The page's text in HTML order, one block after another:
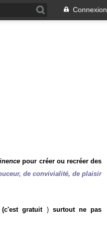
Connexion
pour créer ou recréer des
de convivialité, de plaisir
gratuit) surtout ne pas